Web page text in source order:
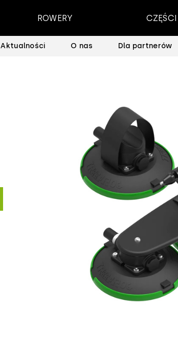
ROWERY CZĘŚCI
Aktualności O nas Dla partnerów